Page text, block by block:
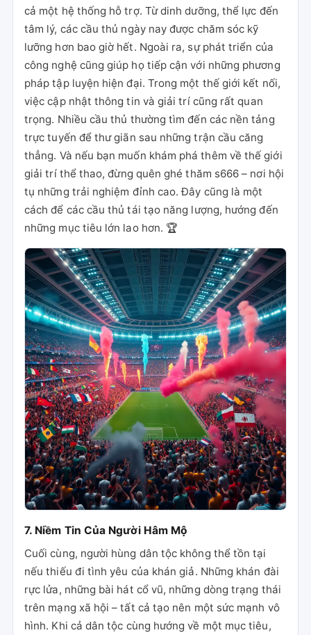
cả một hệ thống hỗ trợ. Từ dinh dưỡng, thể lực đến
tâm lý, các cầu thủ ngày nay được chăm sóc kỹ
lưỡng hơn bao giờ hết. Ngoài ra, sự phát triển của
công nghệ cũng giúp họ tiếp cận với những phương
pháp tập luyện hiện đại. Trong một thế giới kết nối,
việc cập nhật thông tin và giải trí cũng rất quan
trọng. Nhiều cầu thủ thường tìm đến các nền tảng
trực tuyến để thư giãn sau những trận cầu căng
thẳng. Và nếu bạn muốn khám phá thêm về thế giới
giải trí thể thao, đừng quên ghé thăm s666 – nơi hội
tụ những trải nghiệm đỉnh cao. Đây cũng là một
cách để các cầu thủ tái tạo năng lượng, hướng đến
những mục tiêu lớn lao hơn. 🏆
7. Niềm Tin Của Người Hâm Mộ
Cuối cùng, người hùng dân tộc không thể tồn tại
nếu thiếu đi tình yêu của khán giả. Những khán đài
rực lửa, những bài hát cổ vũ, những dòng trạng thái
trên mạng xã hội – tất cả tạo nên một sức mạnh vô
hình. Khi cả dân tộc cùng hướng về một mục tiêu,